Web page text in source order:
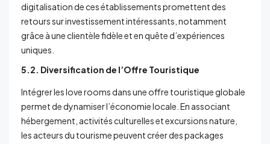
digitalisation de ces établissements promettent des
retours sur investissement intéressants, notamment
grâce à une clientèle fidèle et en quête d’expériences
uniques.
5.2. Diversification de l’Offre Touristique
Intégrer les love rooms dans une offre touristique globale
permet de dynamiser l’économie locale. En associant
hébergement, activités culturelles et excursions nature,
les acteurs du tourisme peuvent créer des packages